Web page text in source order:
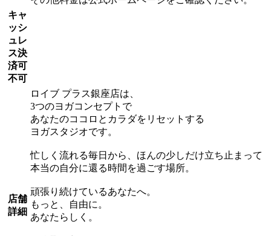
キャ
ッシ
ュレ
ス決
済可
不可
店舗
詳細
ロイブ プラス銀座店は、
3つのヨガコンセプトで
あなたのココロとカラダをリセットする
ヨガスタジオです。
忙しく流れる毎日から、ほんの少しだけ立ち止まって
本当の自分に還る時間を過ごす場所。
頑張り続けているあなたへ。
もっと、自由に。
あなたらしく。